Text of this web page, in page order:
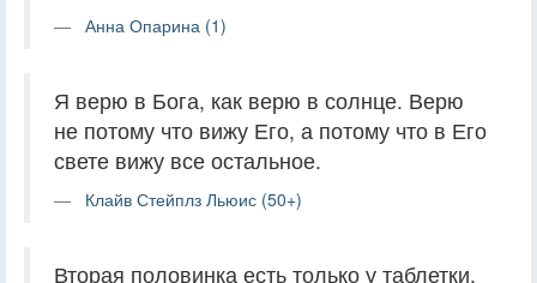
Анна Опарина (1)
Я верю в Бога, как верю в солнце. Верю
не потому что вижу Его, а потому что в Его
свете вижу все остальное.
Клайв Стейплз Льюис (50+)
Вторая половинка есть только у таблетки,